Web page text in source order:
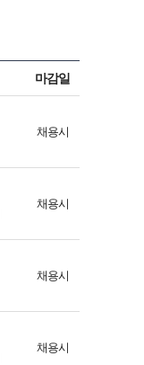
마감일
채용시
채용시
채용시
채용시